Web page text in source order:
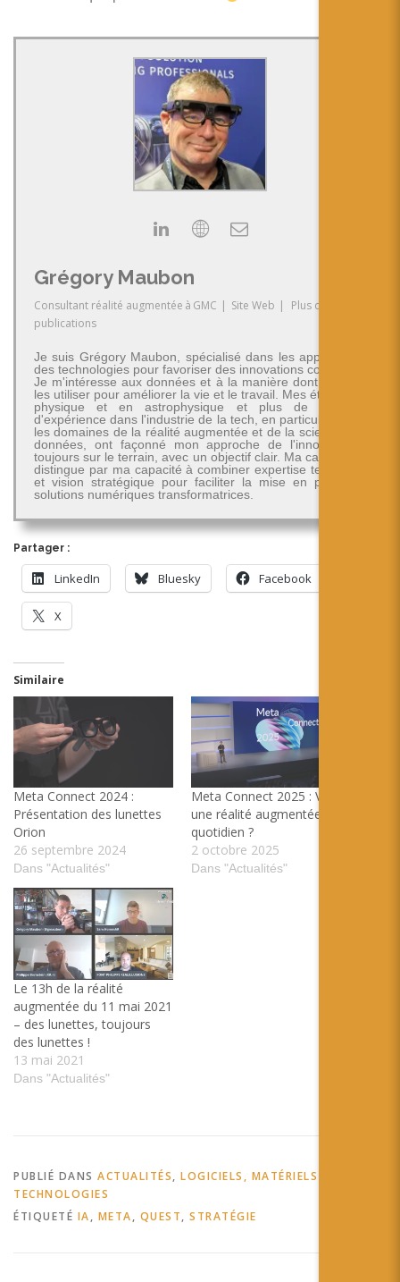
Grégory Maubon
Consultant réalité augmentée à GMC | Site Web |
Plus de
publications
Je suis Grégory Maubon, spécialisé dans les applications
des technologies pour favoriser des innovations concrètes.
Je m'intéresse aux données et à la manière dont on peut
les utiliser pour améliorer la vie et le travail. Mes études en
physique et en astrophysique et plus de 30 ans
d'expérience dans l'industrie de la tech, en particulier dans
les domaines de la réalité augmentée et de la science des
données, ont façonné mon approche de l'innovation -
toujours sur le terrain, avec un objectif clair. Ma carrière se
distingue par ma capacité à combiner expertise technique
et vision stratégique pour faciliter la mise en place de
solutions numériques transformatrices.
Partager :
LinkedIn Bluesky Facebook
X
Similaire
Meta Connect 2024 :
Présentation des lunettes
Orion
26 septembre 2024
Dans "Actualités"
Meta Connect 2025 : Vers
une réalité augmentée du
quotidien ?
2 octobre 2025
Dans "Actualités"
Le 13h de la réalité
augmentée du 11 mai 2021
– des lunettes, toujours
des lunettes !
13 mai 2021
Dans "Actualités"
PUBLIÉ DANS ACTUALITÉS, LOGICIELS, MATÉRIELS ET
TECHNOLOGIES
ÉTIQUETÉ IA, META, QUEST, STRATÉGIE